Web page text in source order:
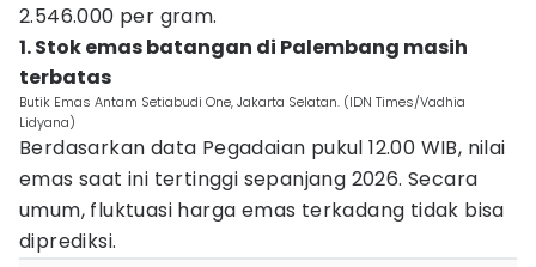
2.546.000 per gram.
1. Stok emas batangan di Palembang masih
terbatas
Butik Emas Antam Setiabudi One, Jakarta Selatan. (IDN Times/Vadhia
Lidyana)
Berdasarkan data Pegadaian pukul 12.00 WIB, nilai
emas saat ini tertinggi sepanjang 2026. Secara
umum, fluktuasi harga emas terkadang tidak bisa
diprediksi.